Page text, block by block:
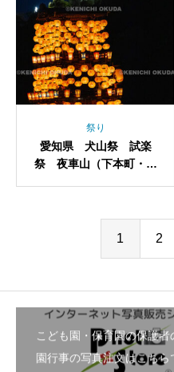
祭り
愛知県 犬山祭 試楽
祭 夜車山（下本町・應
1 2
こども園・保育園の保護
園行事の写真注文はこちら